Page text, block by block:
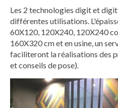
Les 2 technologies digit et
différentes utilisations.
60X120, 120X240, 120X240
160X320 cm et en usine, un
faciliteront la réalisations des
et conseils de pose).